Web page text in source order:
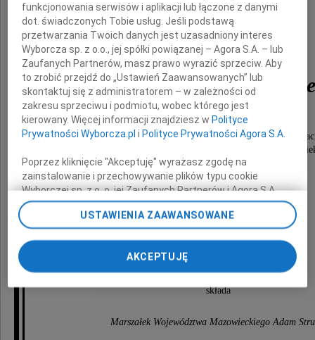
księdza profesora
Ireneusza
wybitnego Kapłana,
cenionego Naukowca, serdecznego, ciepłego
a przede wszystkim mądrego i skromnego
Na zawsze pozostanie w mojej pamięci.
Wyrazy głębokiego współczucia
Rodzinie i Bliskim
składa
Marszałek Województwa Mazowieckiego Adam
funkcjonowania serwisów i aplikacji lub łączone z danymi
dot. świadczonych Tobie usług. Jeśli podstawą
przetwarzania Twoich danych jest uzasadniony interes
Wyborcza sp. z o.o., jej spółki powiązanej – Agora S.A. – lub
Zaufanych Partnerów, masz prawo wyrazić sprzeciw. Aby
to zrobić przejdź do „Ustawień Zaawansowanych” lub
skontaktuj się z administratorem – w zależności od
zakresu sprzeciwu i podmiotu, wobec którego jest
kierowany. Więcej informacji znajdziesz w Polityce
Prywatności Wyborcza.pl i Polityce Prywatności Agora S.A.
Poprzez kliknięcie "Akceptuję" wyrażasz zgodę na
zainstalowanie i przechowywanie plików typu cookie
Wyborczej sp. z o. o. jej Zaufanych Partnerów i Agora S.A.
na Twoim urządzeniu końcowym. Możesz też w każdej
chwili zmienić swoje preferencje dot. plików cookie,
ponownie wywołując narzędzie do zarządzania Twoimi
preferencjami dot. przetwarzania danych poprzez
odnośnik „Ustawienia prywatności” w stopce serwisu i
przechodząc do sekcji „Ustawienia zaawansowane”.
Zmiana ustawień plików cookie możliwa jest także za
My, nasi Zaufani Partnerzy i Agora S.A. możemy
USTAWIENIA ZAAWANSOWANE
AKCEPTUJĘ